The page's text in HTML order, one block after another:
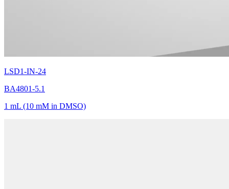
LSD1-IN-24
BA4801-5.1
1 mL (10 mM in DMSO)